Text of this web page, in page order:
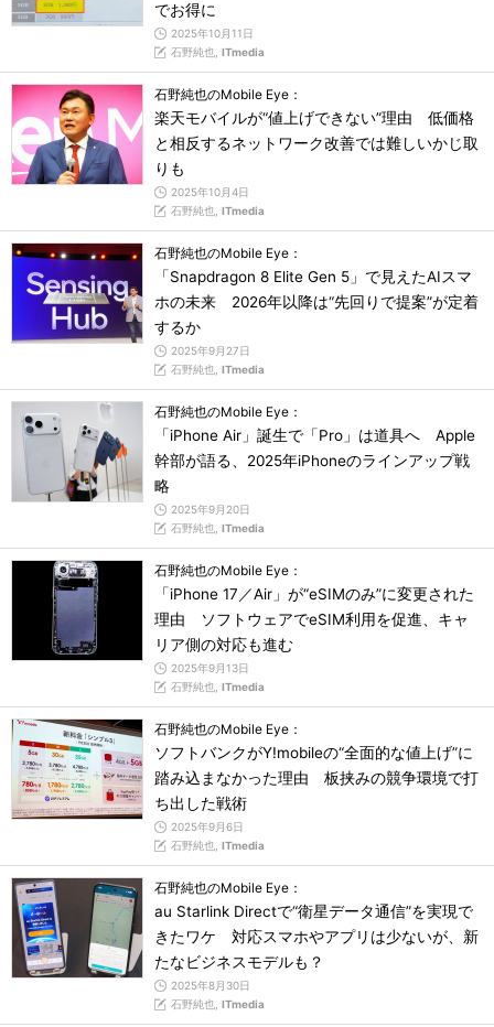
でお得に
2025年10月11日
石野純也, ITmedia
石野純也のMobile Eye：
楽天モバイルが“値上げできない”理由 低価格
と相反するネットワーク改善では難しいかじ取
りも
2025年10月4日
石野純也, ITmedia
石野純也のMobile Eye：
「Snapdragon 8 Elite Gen 5」で見えたAIスマ
ホの未来 2026年以降は“先回りで提案”が定着
するか
2025年9月27日
石野純也, ITmedia
石野純也のMobile Eye：
「iPhone Air」誕生で「Pro」は道具へ Apple
幹部が語る、2025年iPhoneのラインアップ戦
略
2025年9月20日
石野純也, ITmedia
石野純也のMobile Eye：
「iPhone 17／Air」が“eSIMのみ”に変更された
理由 ソフトウェアでeSIM利用を促進、キャ
リア側の対応も進む
2025年9月13日
石野純也, ITmedia
石野純也のMobile Eye：
ソフトバンクがY!mobileの“全面的な値上げ”に
踏み込まなかった理由 板挟みの競争環境で打
ち出した戦術
2025年9月6日
石野純也, ITmedia
石野純也のMobile Eye：
au Starlink Directで“衛星データ通信”を実現で
きたワケ 対応スマホやアプリは少ないが、新
たなビジネスモデルも？
2025年8月30日
石野純也, ITmedia